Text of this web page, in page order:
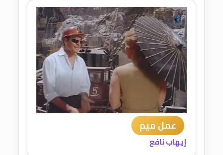
عمل ميم
إيهاب نافع